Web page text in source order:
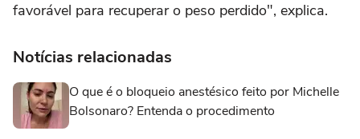
favorável para recuperar o peso perdido", explica.
Notícias relacionadas
O que é o bloqueio anestésico feito por Michelle
Bolsonaro? Entenda o procedimento